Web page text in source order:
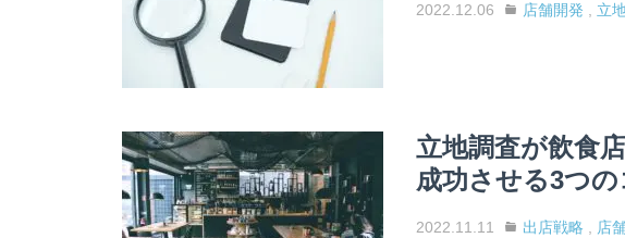
2022.12.06 店舗開発 , 立
立地調査が飲食
成功させる3つの
2022.11.11 出店戦略 , 店